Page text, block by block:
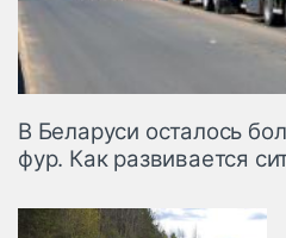
В Беларуси осталось
фур. Как развивается